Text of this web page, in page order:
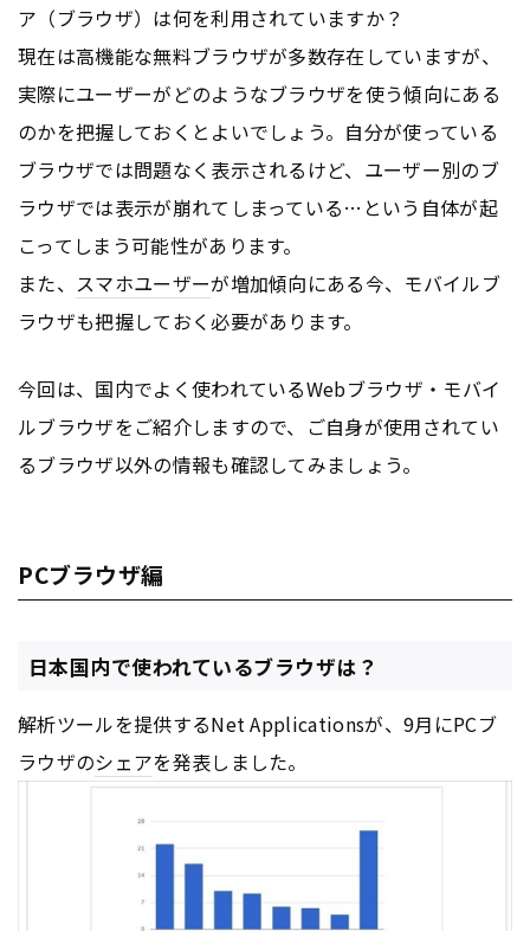
ア（ブラウザ）は何を利用されていますか？
現在は高機能な無料ブラウザが多数存在していますが、
実際にユーザーがどのようなブラウザを使う傾向にある
のかを把握しておくとよいでしょう。自分が使っている
ブラウザでは問題なく表示されるけど、ユーザー別のブ
ラウザでは表示が崩れてしまっている…という自体が起
こってしまう可能性があります。
また、 スマホユーザーが増加傾向にある今、モバイルブ
ラウザも把握しておく必要があります。
今回は、国内でよく使われているWebブラウザ・モバイ
ルブラウザをご紹介しますので、ご自身が使用されてい
るブラウザ以外の情報も確認してみましょう。
PCブラウザ編
日本国内で使われているブラウザは？
解析ツールを提供するNet Applicationsが、9月にPCブ
ラウザのシェアを発表しました。